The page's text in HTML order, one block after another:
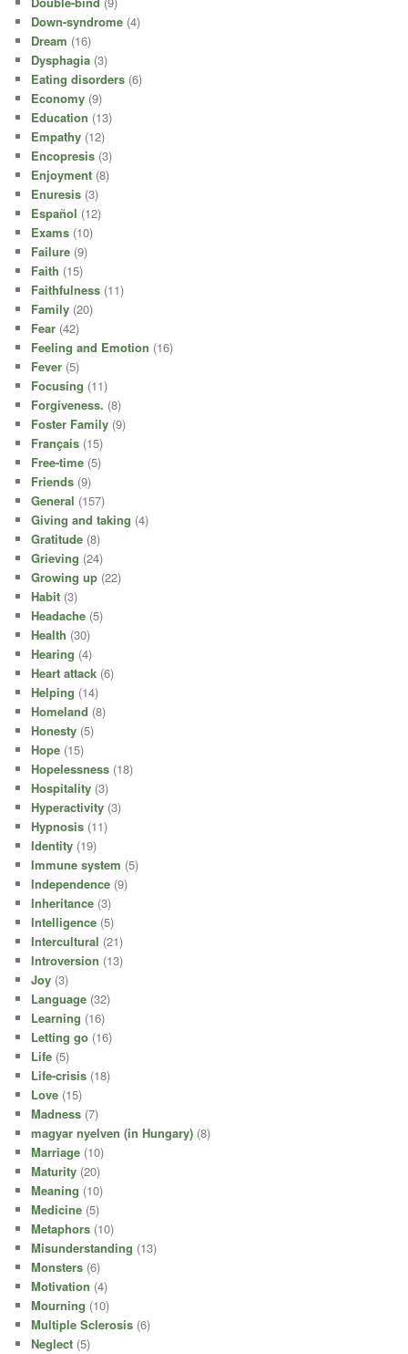
Down-syndrome (4)
Dream (16)
Dysphagia (3)
Eating disorders (6)
Economy (9)
Education (13)
Empathy (12)
Encopresis (3)
Enjoyment (8)
Enuresis (3)
Español (12)
Exams (10)
Failure (9)
Faith (15)
Faithfulness (11)
Family (20)
Fear (42)
Feeling and Emotion (16)
Fever (5)
Focusing (11)
Forgiveness. (8)
Foster Family (9)
Français (15)
Free-time (5)
Friends (9)
General (157)
Giving and taking (4)
Gratitude (8)
Grieving (24)
Growing up (22)
Habit (3)
Headache (5)
Health (30)
Hearing (4)
Heart attack (6)
Helping (14)
Homeland (8)
Honesty (5)
Hope (15)
Hopelessness (18)
Hospitality (3)
Hyperactivity (3)
Hypnosis (11)
Identity (19)
Immune system (5)
Independence (9)
Inheritance (3)
Intelligence (5)
Intercultural (21)
Introversion (13)
Joy (3)
Language (32)
Learning (16)
Letting go (16)
Life (5)
Life-crisis (18)
Love (15)
Madness (7)
magyar nyelven (in Hungary) (8)
Marriage (10)
Maturity (20)
Meaning (10)
Medicine (5)
Metaphors (10)
Misunderstanding (13)
Monsters (6)
Motivation (4)
Mourning (10)
Multiple Sclerosis (6)
Neglect (5)